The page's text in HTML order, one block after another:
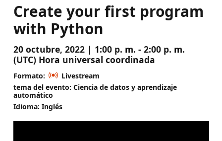
Create your first program
with Python
20 octubre, 2022 | 1:00 p. m. - 2:00 p. m.
(UTC) Hora universal coordinada
Formato:
Livestream
tema del evento: Ciencia de datos y aprendizaje
automático
Idioma: Inglés